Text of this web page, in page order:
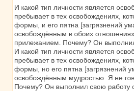
И какой тип личности является
пребывает в тех освобождениях,
формы, и его пятна [загрязнений
освобождённым в обоих
прилежанием. Почему? Он
И какой тип личности является
пребывает в тех освобождениях,
формы, но его пятна [загрязнений
освобождённым мудростью. Я не
Почему? Он выполнил свою работу